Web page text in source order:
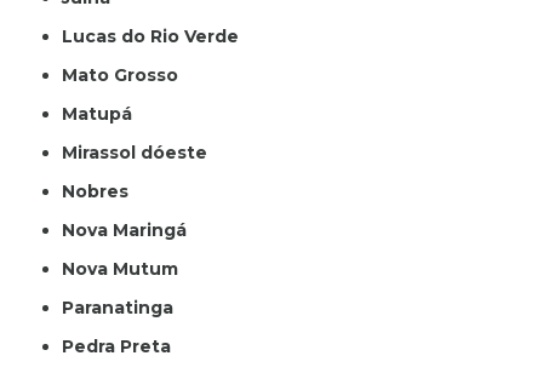
Lucas do Rio Verde
Mato Grosso
Matupá
Mirassol dóeste
Nobres
Nova Maringá
Nova Mutum
Paranatinga
Pedra Preta